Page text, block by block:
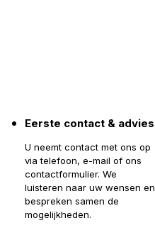
Eerste contact & advies
U neemt contact met ons op
via telefoon, e-mail of ons
contactformulier. We
luisteren naar uw wensen en
bespreken samen de
mogelijkheden.